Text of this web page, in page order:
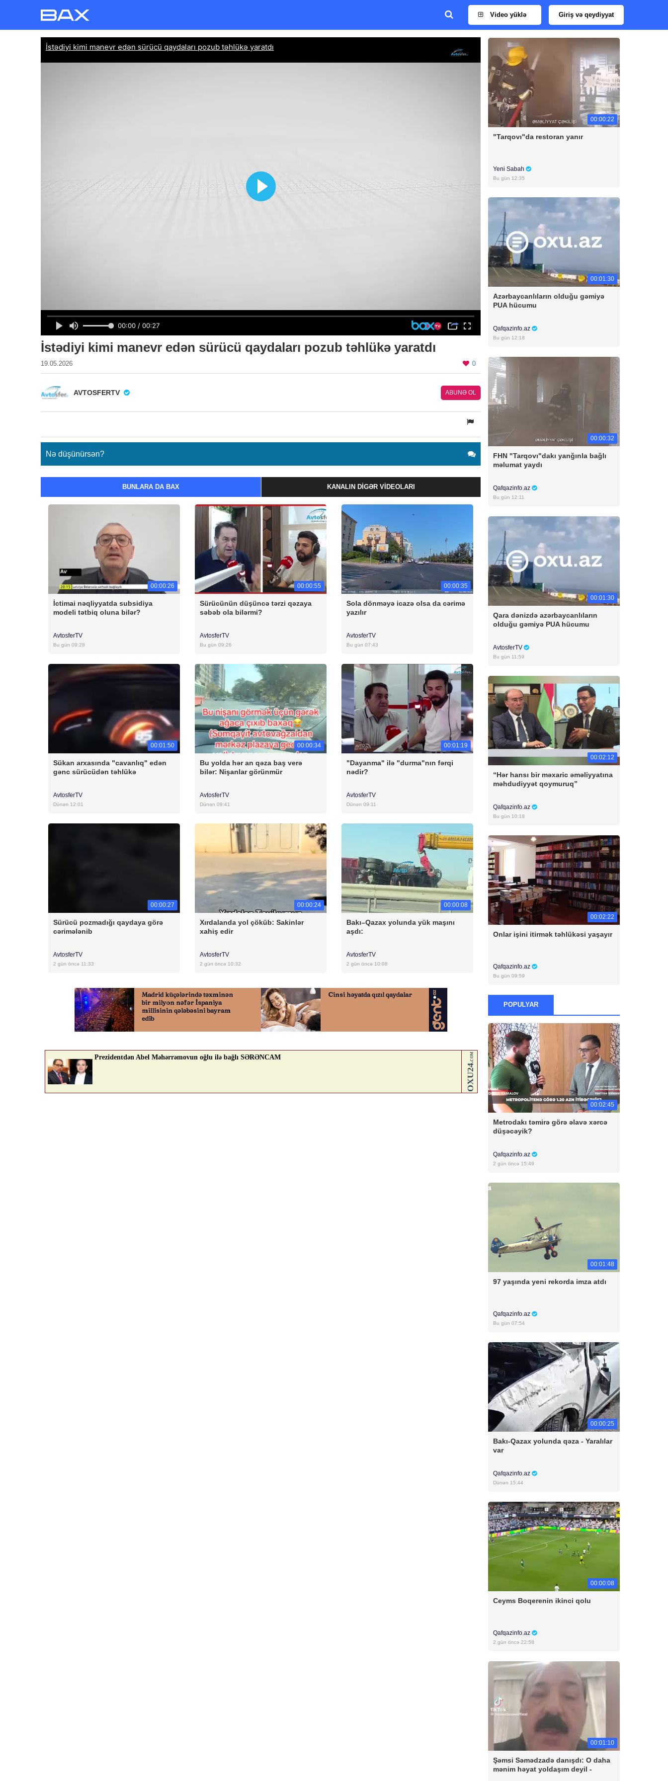
Video yüklə Giriş və qeydiyyat
İstədiyi kimi manevr edən sürücü qaydaları pozub təhlükə yaratdı
19.05.2026 0
AVTOSFERTV ABUNƏ OL
Nə düşünürsən?
BUNLARA DA BAX KANALIN DIGƏR VIDEOLARI
00:00:26
İctimai nəqliyyatda subsidiya
modeli tətbiq oluna bilər?
AvtosferTV
Bu gün 09:28
00:00:55
Sürücünün düşüncə tərzi qəzaya
səbəb ola bilərmi?
AvtosferTV
Bu gün 09:26
00:00:35
Sola dönməyə icazə olsa da cərimə
yazılır
AvtosferTV
Bu gün 07:43
00:01:50
Sükan arxasında "cavanlıq" edən
gənc sürücüdən təhlükə
AvtosferTV
Dünən 12:01
00:00:34
Bu yolda hər an qəza baş verə
bilər: Nişanlar görünmür
AvtosferTV
Dünən 09:41
00:01:19
"Dayanma" ilə "durma"nın fərqi
nədir?
AvtosferTV
Dünən 09:11
00:00:27
Sürücü pozmadığı qaydaya görə
cərimələnib
AvtosferTV
2 gün öncə 11:33
00:00:24
Xırdalanda yol çöküb: Sakinlər
xahiş edir
AvtosferTV
2 gün öncə 10:32
00:00:08
Bakı–Qazax yolunda yük maşını
aşdı:
AvtosferTV
2 gün öncə 10:08
00:00:22
"Tarqovı"da restoran yanır
Yeni Sabah
Bu gün 12:35
00:01:30
Azərbaycanlıların olduğu gəmiyə
PUA hücumu
Qafqazinfo.az
Bu gün 12:18
00:00:32
FHN "Tarqovı"dakı yanğınla bağlı
məlumat yaydı
Qafqazinfo.az
Bu gün 12:11
00:01:30
Qara dənizdə azərbaycanlıların
olduğu gəmiyə PUA hücumu
AvtosferTV
Bu gün 11:59
00:02:12
“Hər hansı bir məxaric əməliyyatına
məhdudiyyət qoymuruq”
Qafqazinfo.az
Bu gün 10:18
00:02:22
Onlar işini itirmək təhlükəsi yaşayır
Qafqazinfo.az
Bu gün 09:59
POPULYAR
00:02:45
Metrodakı təmirə görə əlavə xərcə
düşəcəyik?
Qafqazinfo.az
2 gün öncə 15:49
00:01:48
97 yaşında yeni rekorda imza atdı
Qafqazinfo.az
Bu gün 07:54
00:00:25
Bakı-Qazax yolunda qəza - Yaralılar
var
Qafqazinfo.az
Dünən 15:44
00:00:08
Ceyms Boqerenin ikinci qolu
Qafqazinfo.az
2 gün öncə 22:58
00:01:10
Şəmsi Səmədzadə danışdı: O daha
mənim həyat yoldaşım deyil -